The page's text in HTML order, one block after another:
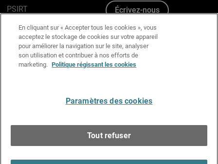
PSIRT
Avis sur les cookies
Politique de confidentialité
Charte Graphique
Écrivez-nous
En cliquant sur « Accepter tous les cookies », vous
acceptez le stockage de cookies sur votre appareil
pour améliorer la navigation sur le site, analyser
son utilisation et contribuer à nos efforts de
marketing. Politique régissant les cookies
Paramètres des cookies
Tout refuser